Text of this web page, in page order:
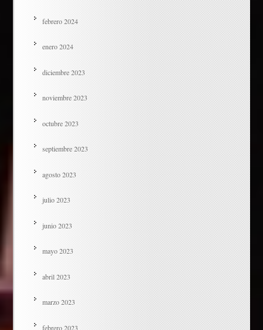
febrero 2024
enero 2024
diciembre 2023
noviembre 2023
octubre 2023
septiembre 2023
agosto 2023
julio 2023
junio 2023
mayo 2023
abril 2023
marzo 2023
febrero 2023